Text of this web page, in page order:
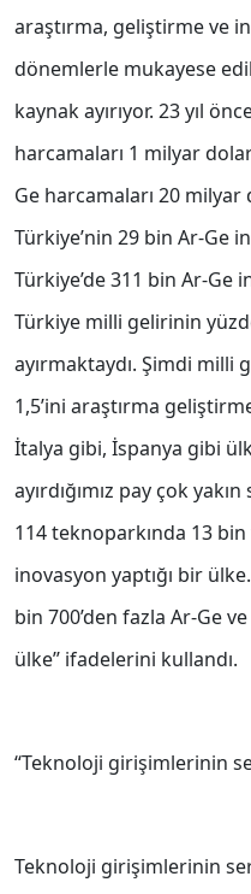
araştırma, geliştirme ve
dönemlerle mukayese
kaynak ayırıyor. 23 yıl
harcamaları 1 milyar
Ge harcamaları 20 milyar
Türkiye’nin 29 bin Ar-Ge
Türkiye’de 311 bin Ar-Ge
Türkiye milli gelirinin
ayırmaktaydı. Şimdi milli
1,5’ini araştırma
İtalya gibi, İspanya gibi
ayırdığımız pay çok
114 teknoparkında 13
inovasyon yaptığı bir
bin 700’den fazla Ar-Ge
ülke’’ ifadelerini kullandı.
‘‘Teknoloji girişimlerinin
Teknoloji girişimlerinin